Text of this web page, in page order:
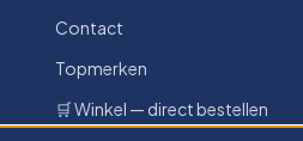
Contact
Topmerken
🛒 Winkel — direct bestellen